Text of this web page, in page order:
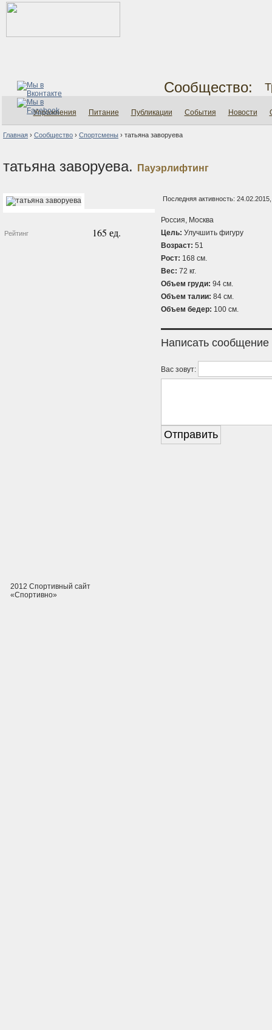
Сообщество:
Упражнения Питание Публикации События Новости
Главная › Сообщество › Спортсмены › татьяна заворуева
татьяна заворуева. Пауэрлифтинг
Рейтинг 165 ед.
Последняя активность:
Россия, Москва
Цель: Улучшить фигуру
Возраст: 51
Рост: 168 см.
Вес: 72 кг.
Объем груди: 94 см.
Объем талии: 84 см.
Объем бедер: 100 см.
Написать сообщение
Вас зовут:
2012 Спортивный сайт
«Спортивно»